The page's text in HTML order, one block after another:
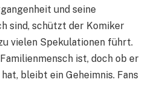
und seine
sind, schützt der Komiker
vielen Spekulationen führt.
ist, doch ob er
bleibt ein Geheimnis. Fans